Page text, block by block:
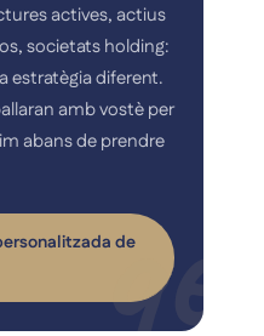
actives, actius
societats holding:
estratègia diferent.
amb vostè per
abans de prendre
de